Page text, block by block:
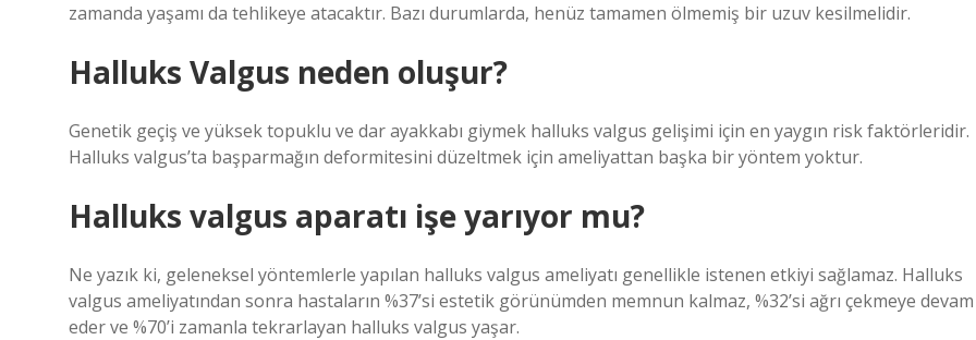
zamanda yaşamı da tehlikeye atacaktır. Bazı durumlarda, henüz tamamen ölmemiş bir uzuv kesilmelidir.
Halluks Valgus neden oluşur?
Genetik geçiş ve yüksek topuklu ve dar ayakkabı giymek halluks valgus gelişimi için en yaygın risk faktörleridir.
Halluks valgus’ta başparmağın deformitesini düzeltmek için ameliyattan başka bir yöntem yoktur.
Halluks valgus aparatı işe yarıyor mu?
Ne yazık ki, geleneksel yöntemlerle yapılan halluks valgus ameliyatı genellikle istenen etkiyi sağlamaz. Halluks
valgus ameliyatından sonra hastaların %37’si estetik görünümden memnun kalmaz, %32’si ağrı çekmeye devam
eder ve %70’i zamanla tekrarlayan halluks valgus yaşar.